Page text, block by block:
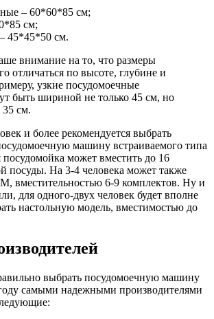
– 60*60*85 см;
см;
45*45*50 см.
внимание на то, что размеры
отличаться по высоте, глубине и
узкие посудомоечные
быть шириной не только 45 см, но
35 см.
и более рекомендуется выбрать
машину встраиваемого типа
может вместить до 16
посуды. На 3-4 человека может также
вместительностью 6-9 комплектов. Ну и
для одного-двух человек будет вполне
настольную модель, вместимостью до
выбрать посудомоечную машину
самыми надежными производителями